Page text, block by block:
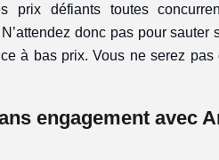
prix défiants toutes
donc pas pour sauter
à bas prix. Vous ne serez pas
engagement avec